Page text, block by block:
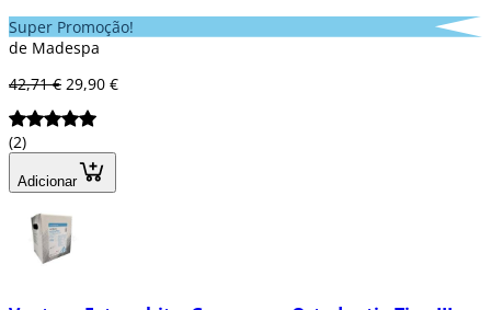
Super Promoção!
de Madespa
42,71 € 29,90 €
(2)
Adicionar